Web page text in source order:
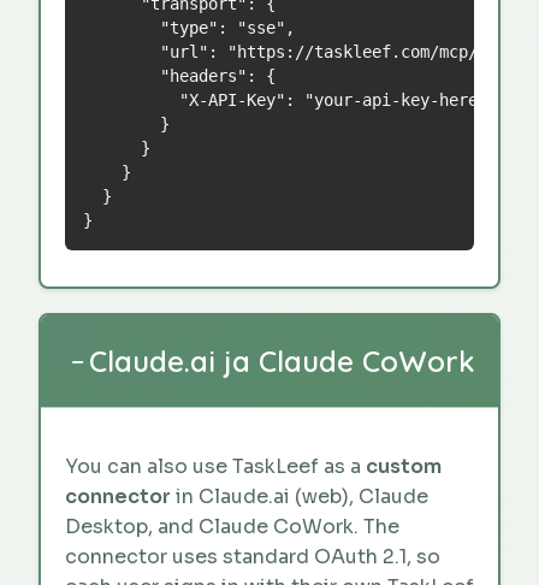
        "type": "sse",
        "url": "https://taskleef.com/mcp/sse",
        "headers": {
          "X-API-Key": "your-api-key-here"
        }
      }
    }
  }
}
− Claude.ai ja Claude CoWork
You can also use TaskLeef as a custom
connector in Claude.ai (web), Claude
Desktop, and Claude CoWork. The
connector uses standard OAuth 2.1, so